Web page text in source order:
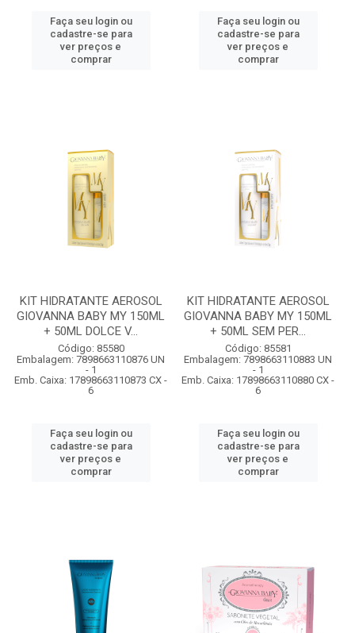
Faça seu login ou
cadastre-se para
ver preços e
comprar
Faça seu login ou
cadastre-se para
ver preços e
comprar
KIT HIDRATANTE AEROSOL
GIOVANNA BABY MY 150ML
+ 50ML DOLCE V...
Código: 85580
Embalagem: 7898663110876 UN
- 1
Emb. Caixa: 17898663110873 CX -
6
Faça seu login ou
cadastre-se para
ver preços e
comprar
KIT HIDRATANTE AEROSOL
GIOVANNA BABY MY 150ML
+ 50ML SEM PER...
Código: 85581
Embalagem: 7898663110883 UN
- 1
Emb. Caixa: 17898663110880 CX -
6
Faça seu login ou
cadastre-se para
ver preços e
comprar